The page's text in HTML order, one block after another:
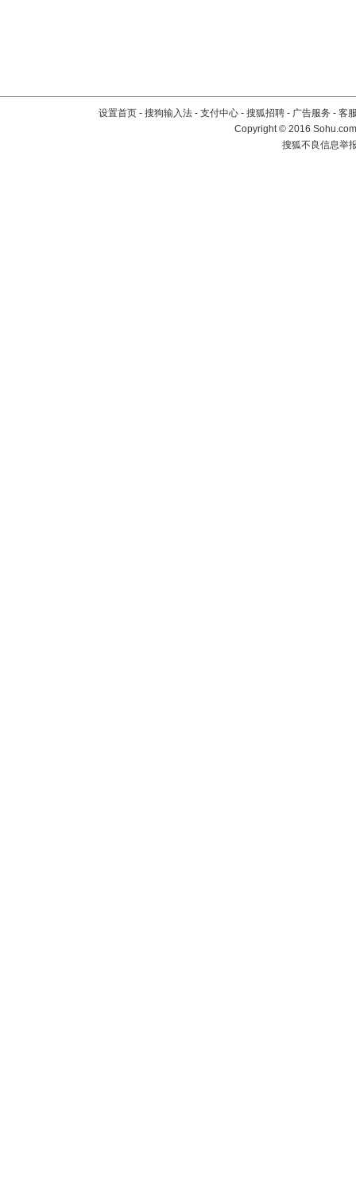
设置首页 - 搜狗输入法 - 支付中心 - 搜狐招聘 - 广告服务 - 客
Copyright©2016
搜狐不良信息举